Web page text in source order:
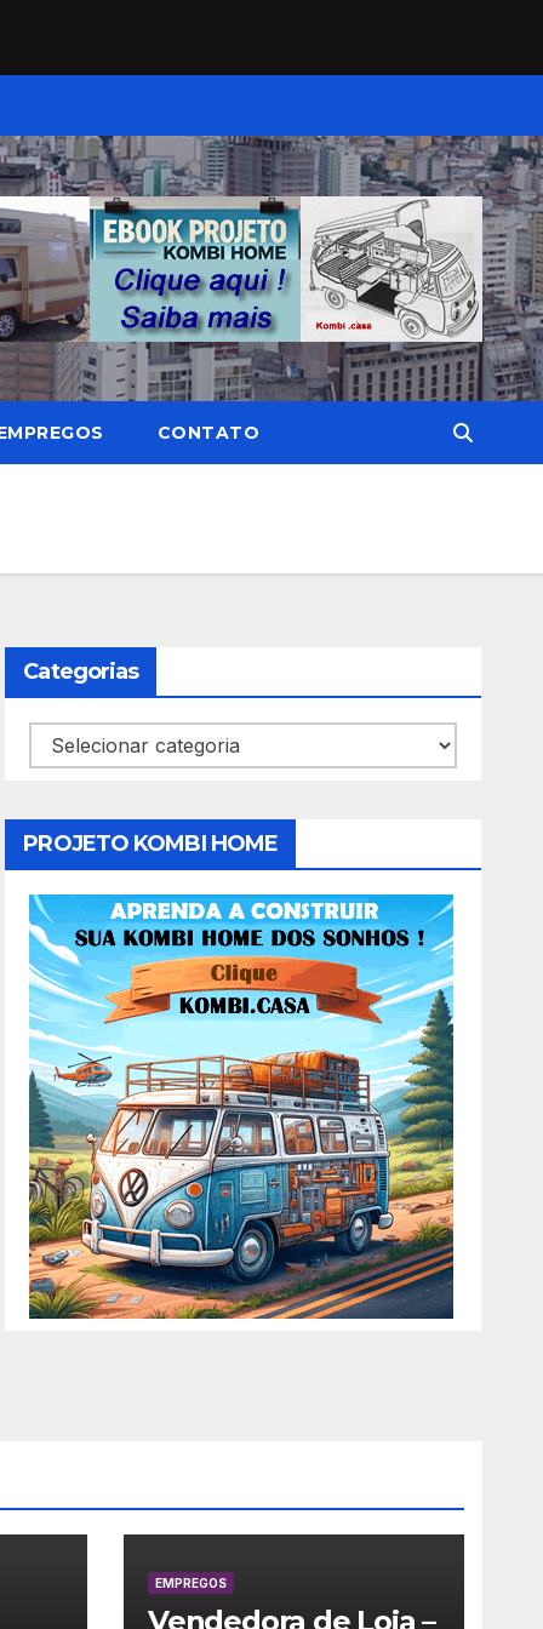
CONTATO
Categorias
Categorias
PROJETO KOMBI HOME
EMPREGOS
Vendedora de Loja –